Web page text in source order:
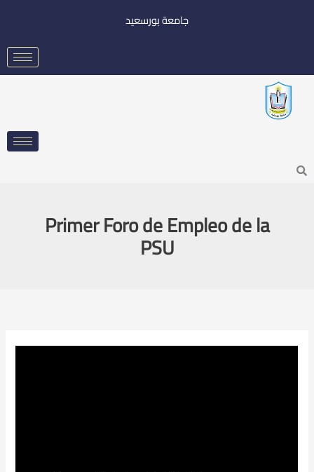
جامعة بورسعيد
Search
Primer Foro de Empleo de la
PSU